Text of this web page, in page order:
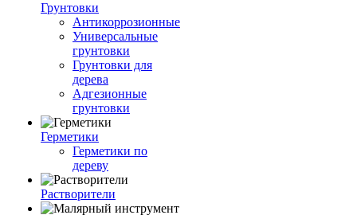
Грунтовки
Антикоррозионные
Универсальные
грунтовки
Грунтовки для
дерева
Адгезионные
грунтовки
Герметики
Герметики по
дереву
Растворители